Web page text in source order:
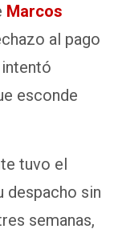
Marcos
al pago
esconde
tuvo el
despacho sin
semanas,